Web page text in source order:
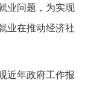
业问题，为实现
业在推动经济社
近年政府工作报